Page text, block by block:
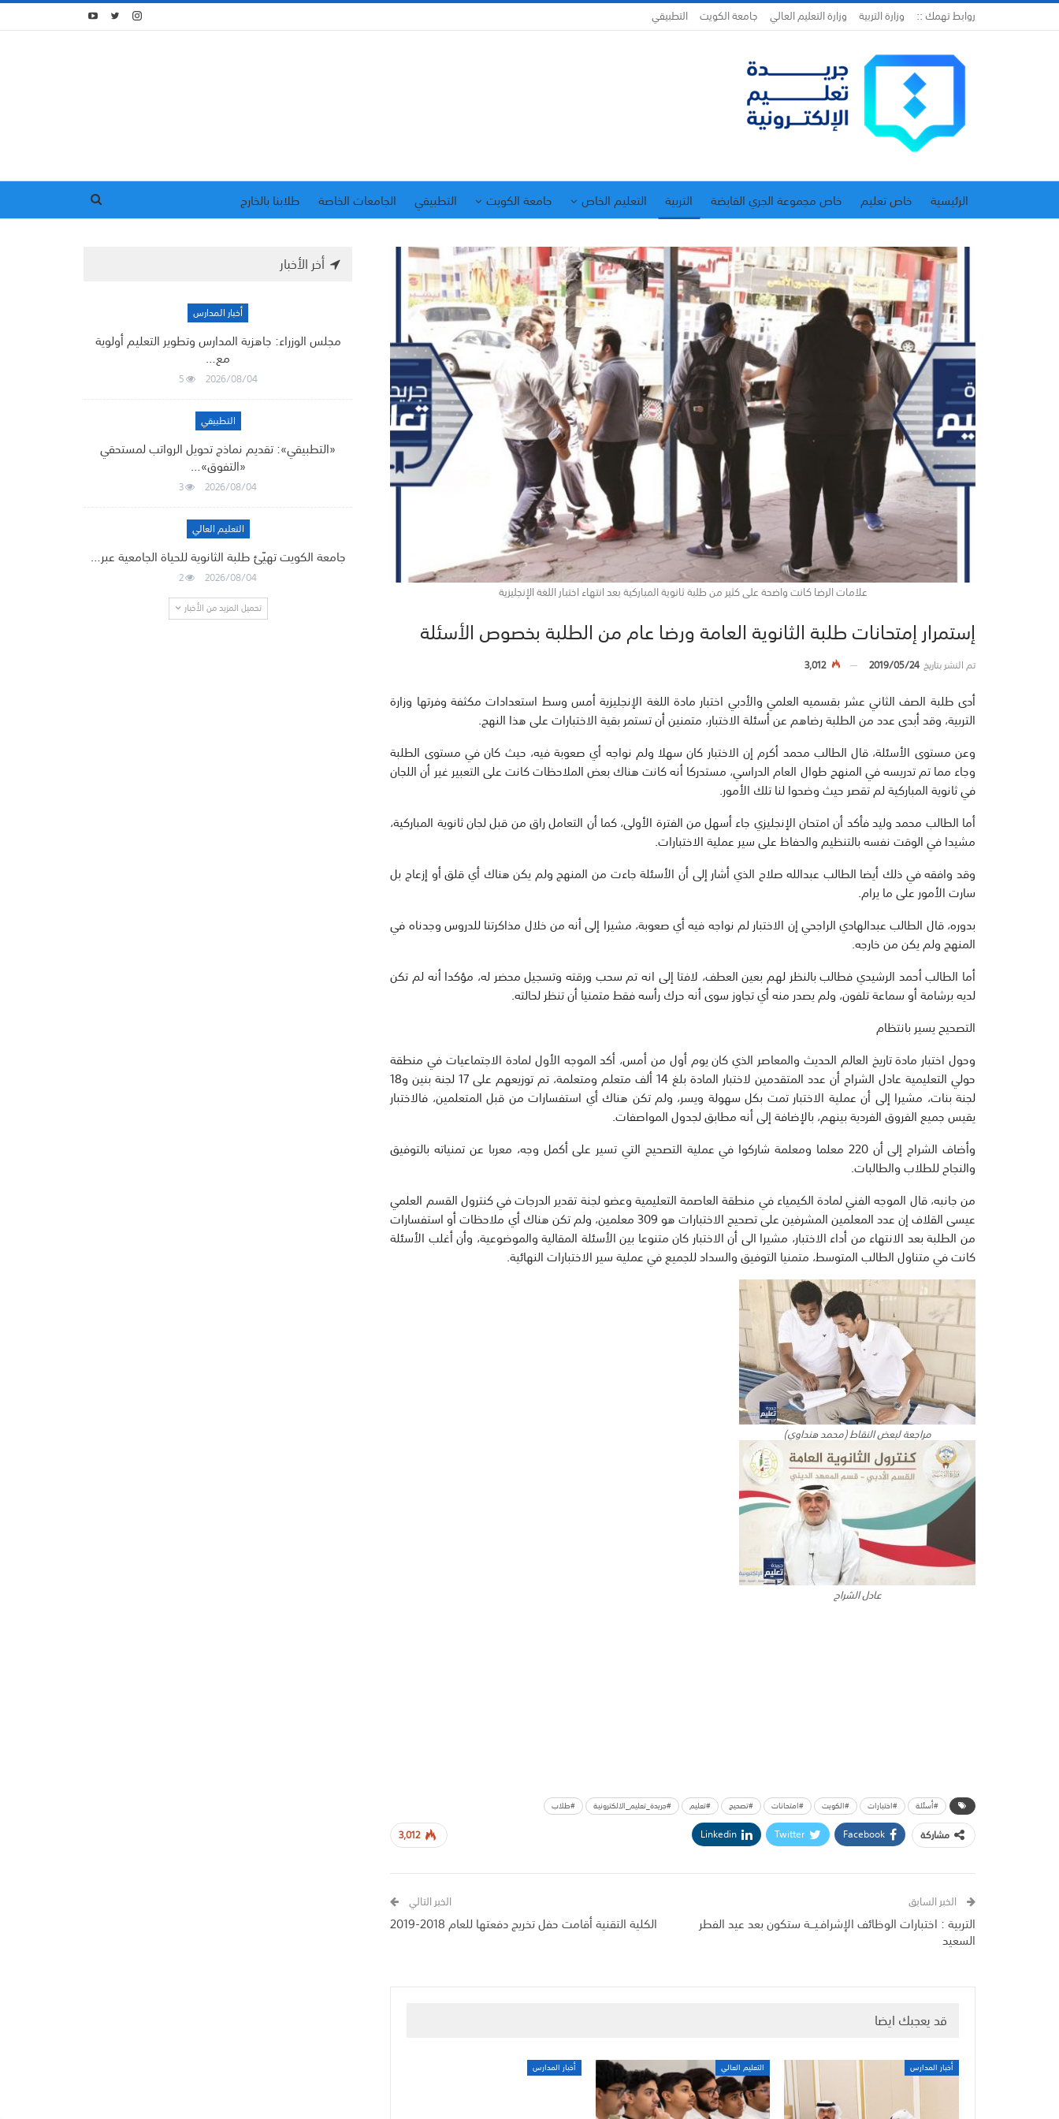
روابط تهمك :: وزارة التربية وزارة التعليم العالي جامعة الكويت التطبيقي
الرئيسية خاص تعليم خاص مجموعة الجري القابضة التربية التعليم الخاص جامعة الكويت التطبيقي الجامعات الخاصة
طلابنا بالخارج
علامات الرضا كانت واضحة على كثير من طلبة ثانوية المباركية بعد انتهاء اختبار اللغة الإنجليزية
إستمرار إمتحانات طلبة الثانوية العامة ورضا عام من الطلبة بخصوص الأسئلة
تم النشر بتاريخ2019/05/24
3,012
أدى طلبة الصف الثاني عشر بقسميه العلمي والأدبي اختبار مادة اللغة الإنجليزية أمس وسط استعدادات مكثفة وفرتها وزارة
التربية، وقد أبدى عدد من الطلبة رضاهم عن أسئلة الاختبار، متمنين أن تستمر بقية الاختبارات على هذا النهج.
وعن مستوى الأسئلة، قال الطالب محمد أكرم إن الاختبار كان سهلا ولم نواجه أي صعوبة فيه، حيث كان في مستوى الطلبة
وجاء مما تم تدريسه في المنهج طوال العام الدراسي، مستدركا أنه كانت هناك بعض الملاحظات كانت على التعبير غير أن اللجان
في ثانوية المباركية لم تقصر حيث وضحوا لنا تلك الأمور.
أما الطالب محمد وليد فأكد أن امتحان الإنجليزي جاء أسهل من الفترة الأولى، كما أن التعامل راق من قبل لجان ثانوية المباركية،
مشيدا في الوقت نفسه بالتنظيم والحفاظ على سير عملية الاختبارات.
وقد وافقه في ذلك أيضا الطالب عبدالله صلاح الذي أشار إلى أن الأسئلة جاءت من المنهج ولم يكن هناك أي قلق أو إزعاج بل
سارت الأمور على ما يرام.
بدوره، قال الطالب عبدالهادي الراجحي إن الاختبار لم نواجه فيه أي صعوبة، مشيرا إلى أنه من خلال مذاكرتنا للدروس وجدناه في
المنهج ولم يكن من خارجه.
أما الطالب أحمد الرشيدي فطالب بالنظر لهم بعين العطف، لافتا إلى انه تم سحب ورقته وتسجيل محضر له، مؤكدا أنه لم تكن
لديه برشامة أو سماعة تلفون، ولم يصدر منه أي تجاوز سوى أنه حرك رأسه فقط متمنيا أن تنظر لحالته.
التصحيح يسير بانتظام
وحول اختبار مادة تاريخ العالم الحديث والمعاصر الذي كان يوم أول من أمس، أكد الموجه الأول لمادة الاجتماعيات في منطقة
حولي التعليمية عادل الشراح أن عدد المتقدمين لاختبار المادة بلغ 14 ألف متعلم ومتعلمة، تم توزيعهم على 17 لجنة بنين و18
لجنة بنات، مشيرا إلى أن عملية الاختبار تمت بكل سهولة ويسر، ولم تكن هناك أي استفسارات من قبل المتعلمين، فالاختبار
يقيس جميع الفروق الفردية بينهم، بالإضافة إلى أنه مطابق لجدول المواصفات.
وأضاف الشراح إلى أن 220 معلما ومعلمة شاركوا في عملية التصحيح التي تسير على أكمل وجه، معربا عن تمنياته بالتوفيق
والنجاح للطلاب والطالبات.
من جانبه، قال الموجه الفني لمادة الكيمياء في منطقة العاصمة التعليمية وعضو لجنة تقدير الدرجات في كنترول القسم العلمي
عيسى القلاف إن عدد المعلمين المشرفين على تصحيح الاختبارات هو 309 معلمين، ولم تكن هناك أي ملاحظات أو استفسارات
من الطلبة بعد الانتهاء من أداء الاختبار، مشيرا الى أن الاختبار كان متنوعا بين الأسئلة المقالية والموضوعية، وأن أغلب الأسئلة
كانت في متناول الطالب المتوسط، متمنيا التوفيق والسداد للجميع في عملية سير الاختبارات النهائية.
مراجعة لبعض النقاط (محمد هنداوي)
عادل الشراح
#أسئلة #اختبارات #الكويت #امتحانات #تصحيح #تعليم #جريدة_تعليم_الالكترونية #طلاب
3,012 مشاركة Facebook
Twitter
Linkedin
الخبر السابق
التربية : اختبارات الوظائف الإشرافـيـــة ستكون بعد عيد الفطر
السعيد
الخبر التالي
الكلية التقنية أقامت حفل تخريج دفعتها للعام 2018-2019
قد يعجبك ايضا
أخبار المدارس التعليم العالي أخبار المدارس
أخر الأخبار
أخبار المدارس
مجلس الوزراء: جاهزية المدارس وتطوير التعليم أولوية
مع…
2026/08/04
5
التطبيقي
«التطبيقي»: تقديم نماذج تحويل الرواتب لمستحقي
«التفوق»…
2026/08/04
3
التعليم العالي
جامعة الكويت تهيّئ طلبة الثانوية للحياة الجامعية عبر…
2026/08/04
2
تحميل المزيد من الأخبار